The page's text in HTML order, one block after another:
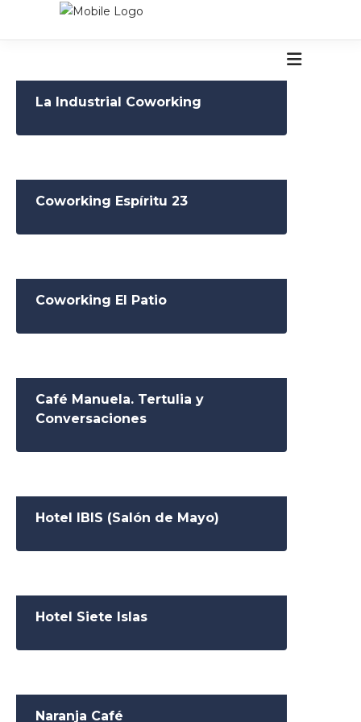
La Industrial Coworking
Coworking Espíritu 23
Coworking El Patio
Café Manuela. Tertulia y
Conversaciones
Hotel IBIS (Salón de Mayo)
Hotel Siete Islas
Naranja Café